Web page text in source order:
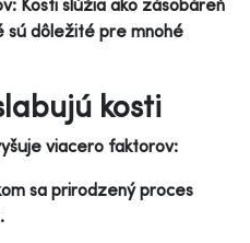
sú dôležité pre mnohé
kosti
viacero faktorov:
sa prirodzený proces